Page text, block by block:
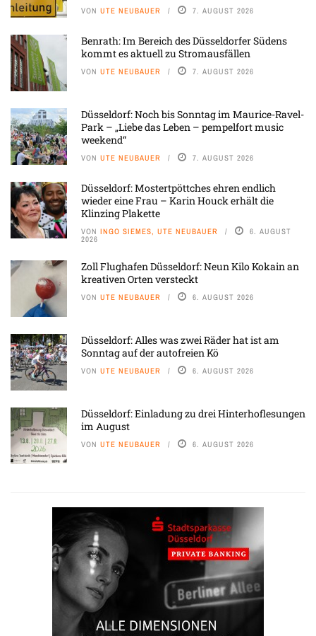
VON UTE NEUBAUER 7. AUGUST 2026
Benrath: Im Bereich des Düsseldorfer Südens
kommt es aktuell zu Stromausfällen
VON UTE NEUBAUER 7. AUGUST 2026
Düsseldorf: Noch bis Sonntag im Maurice-Ravel-
Park – „Liebe das Leben – pempelfort music
weekend“
VON UTE NEUBAUER 7. AUGUST 2026
Düsseldorf: Mostertpöttches ehren endlich
wieder eine Frau – Karin Houck erhält die
Klinzing Plakette
VON INGO SIEMES, UTE NEUBAUER 6. AUGUST
2026
Zoll Flughafen Düsseldorf: Neun Kilo Kokain an
kreativen Orten versteckt
VON UTE NEUBAUER 6. AUGUST 2026
Düsseldorf: Alles was zwei Räder hat ist am
Sonntag auf der autofreien Kö
VON UTE NEUBAUER 6. AUGUST 2026
Düsseldorf: Einladung zu drei Hinterhoflesungen
im August
VON UTE NEUBAUER 6. AUGUST 2026